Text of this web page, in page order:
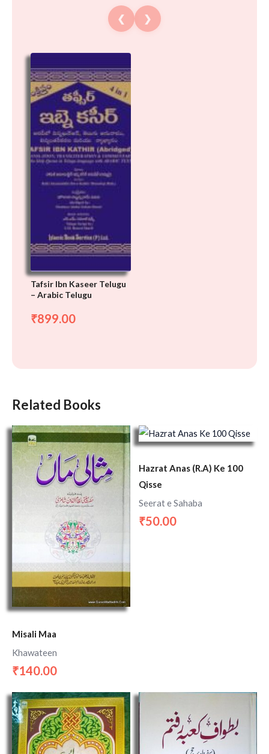
❮ ❯
Tafsir Ibn Kaseer Telugu
– Arabic Telugu
₹899.00
Related Books
Misali Maa
Khawateen
₹140.00
Hazrat Anas (R.A) Ke 100
Qisse
Seerat e Sahaba
₹50.00